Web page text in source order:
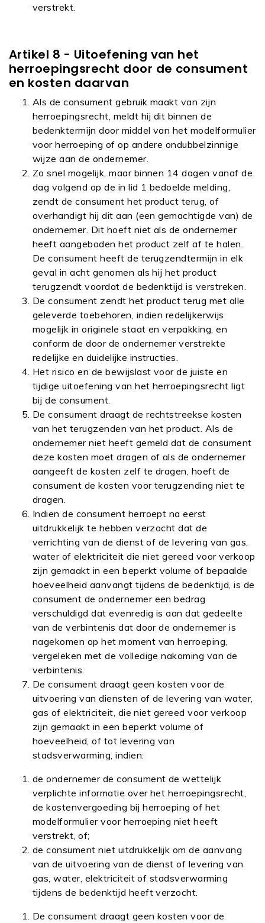
verstrekt.
Artikel 8 - Uitoefening van het
herroepingsrecht door de consument
en kosten daarvan
Als de consument gebruik maakt van zijn
herroepingsrecht, meldt hij dit binnen de
bedenktermijn door middel van het modelformulier
voor herroeping of op andere ondubbelzinnige
wijze aan de ondernemer.
Zo snel mogelijk, maar binnen 14 dagen vanaf de
dag volgend op de in lid 1 bedoelde melding,
zendt de consument het product terug, of
overhandigt hij dit aan (een gemachtigde van) de
ondernemer. Dit hoeft niet als de ondernemer
heeft aangeboden het product zelf af te halen.
De consument heeft de terugzendtermijn in elk
geval in acht genomen als hij het product
terugzendt voordat de bedenktijd is verstreken.
De consument zendt het product terug met alle
geleverde toebehoren, indien redelijkerwijs
mogelijk in originele staat en verpakking, en
conform de door de ondernemer verstrekte
redelijke en duidelijke instructies.
Het risico en de bewijslast voor de juiste en
tijdige uitoefening van het herroepingsrecht ligt
bij de consument.
De consument draagt de rechtstreekse kosten
van het terugzenden van het product. Als de
ondernemer niet heeft gemeld dat de consument
deze kosten moet dragen of als de ondernemer
aangeeft de kosten zelf te dragen, hoeft de
consument de kosten voor terugzending niet te
dragen.
Indien de consument herroept na eerst
uitdrukkelijk te hebben verzocht dat de
verrichting van de dienst of de levering van gas,
water of elektriciteit die niet gereed voor verkoop
zijn gemaakt in een beperkt volume of bepaalde
hoeveelheid aanvangt tijdens de bedenktijd, is de
consument de ondernemer een bedrag
verschuldigd dat evenredig is aan dat gedeelte
van de verbintenis dat door de ondernemer is
nagekomen op het moment van herroeping,
vergeleken met de volledige nakoming van de
verbintenis.
De consument draagt geen kosten voor de
uitvoering van diensten of de levering van water,
gas of elektriciteit, die niet gereed voor verkoop
zijn gemaakt in een beperkt volume of
hoeveelheid, of tot levering van
stadsverwarming, indien:
de ondernemer de consument de wettelijk
verplichte informatie over het herroepingsrecht,
de kostenvergoeding bij herroeping of het
modelformulier voor herroeping niet heeft
verstrekt, of;
de consument niet uitdrukkelijk om de aanvang
van de uitvoering van de dienst of levering van
gas, water, elektriciteit of stadsverwarming
tijdens de bedenktijd heeft verzocht.
De consument draagt geen kosten voor de